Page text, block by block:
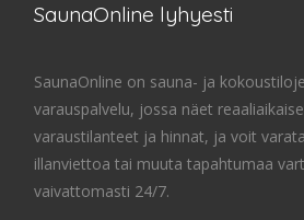
SaunaOnline lyhyesti
SaunaOnline on sauna- ja
varauspalvelu, jossa näet
varaustilanteet ja hinnat, ja voit
illanviettoa tai muuta tapahtumaa
vaivattomasti 24/7.